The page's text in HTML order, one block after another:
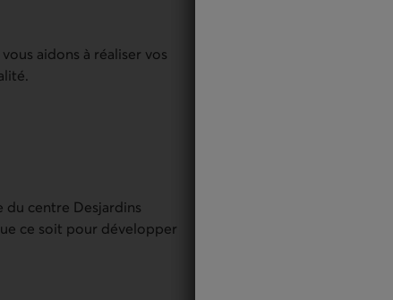
aidons à réaliser vos
centre Desjardins
ce soit pour développer